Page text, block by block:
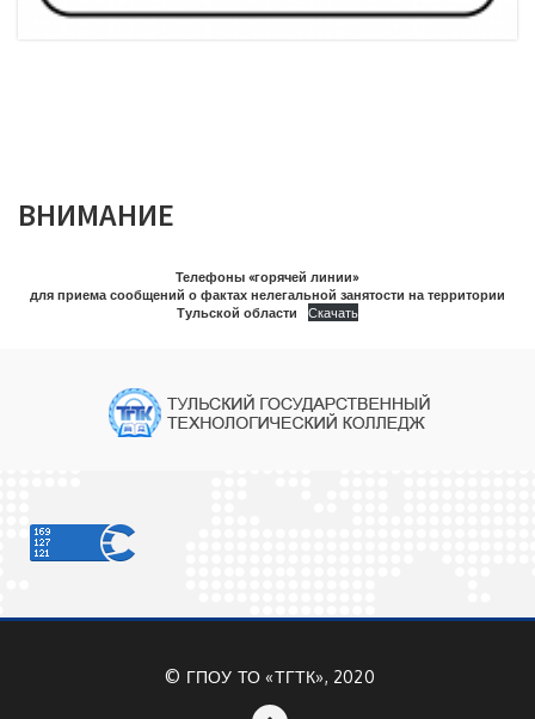
ВНИМАНИЕ
Телефоны «горячей линии»
для приема сообщений о фактах нелегальной занятости на территории
Тульской области
Скачать
© ГПОУ ТО «ТГТК», 2020